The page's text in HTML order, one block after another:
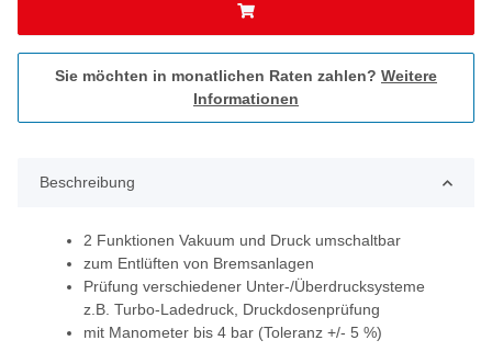
Sie möchten in monatlichen Raten zahlen? Weitere
Informationen
Beschreibung
2 Funktionen Vakuum und Druck umschaltbar
zum Entlüften von Bremsanlagen
Prüfung verschiedener Unter-/Überdrucksysteme
z.B. Turbo-Ladedruck, Druckdosenprüfung
mit Manometer bis 4 bar (Toleranz +/- 5 %)